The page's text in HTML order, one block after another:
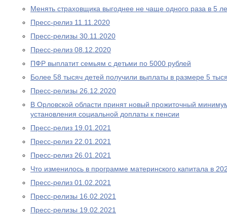
Менять страховщика выгоднее не чаще одного раза в 5
Пресс-релиз 11.11.2020
Пресс-релизы 30.11.2020
Пресс-релиз 08.12.2020
ПФР выплатит семьям с детьми по 5000 рублей
Более 58 тысяч детей получили выплаты в размере 5
Пресс-релизы 26.12.2020
В Орловской области принят новый прожиточный
установления социальной доплаты к пенсии
Пресс-релиз 19.01.2021
Пресс-релиз 22.01.2021
Пресс-релиз 26.01.2021
Что изменилось в программе материнского капитала в
Пресс-релиз 01.02.2021
Пресс-релизы 16.02.2021
Пресс-релизы 19.02.2021